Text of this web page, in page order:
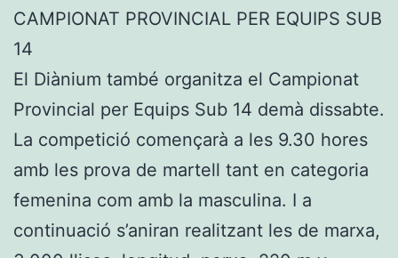
CAMPIONAT PROVINCIAL PER EQUIPS SUB
14
El Diànium també organitza el Campionat
Provincial per Equips Sub 14 demà dissabte.
La competició començarà a les 9.30 hores
amb les prova de martell tant en categoria
femenina com amb la masculina. I a
continuació s’aniran realitzant les de marxa,